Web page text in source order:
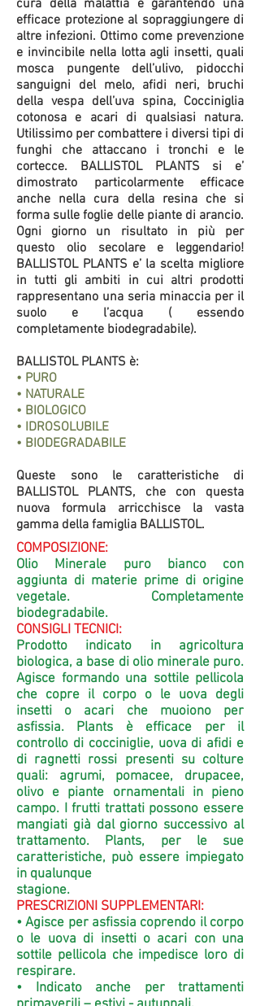
cura della malattia e garantendo una
efficace protezione al sopraggiungere di
altre infezioni. Ottimo come prevenzione
e invincibile nella lotta agli insetti, quali
mosca pungente dell’ulivo, pidocchi
sanguigni del melo, afidi neri, bruchi
della vespa dell’uva spina, Cocciniglia
cotonosa e acari di qualsiasi natura.
Utilissimo per combattere i diversi tipi di
funghi che attaccano i tronchi e le
cortecce. BALLISTOL PLANTS si e’
dimostrato particolarmente efficace
anche nella cura della resina che si
forma sulle foglie delle piante di arancio.
Ogni giorno un risultato in più per
questo olio secolare e leggendario!
BALLISTOL PLANTS e’ la scelta migliore
in tutti gli ambiti in cui altri prodotti
rappresentano una seria minaccia per il
suolo e l’acqua ( essendo
completamente biodegradabile).
BALLISTOL PLANTS è:
• PURO
• NATURALE
• BIOLOGICO
• IDROSOLUBILE
• BIODEGRADABILE
Queste sono le caratteristiche di
BALLISTOL PLANTS, che con questa
nuova formula arricchisce la vasta
gamma della famiglia BALLISTOL.
COMPOSIZIONE:
Olio Minerale puro bianco con
aggiunta di materie prime di origine
vegetale. Completamente
biodegradabile.
CONSIGLI TECNICI:
Prodotto indicato in agricoltura
biologica, a base di olio minerale puro.
Agisce formando una sottile pellicola
che copre il corpo o le uova degli
insetti o acari che muoiono per
asfissia. Plants è efficace per il
controllo di cocciniglie, uova di afidi e
di ragnetti rossi presenti su colture
quali: agrumi, pomacee, drupacee,
olivo e piante ornamentali in pieno
campo. I frutti trattati possono essere
mangiati già dal giorno successivo al
trattamento. Plants, per le sue
caratteristiche, può essere impiegato
in qualunque
stagione.
PRESCRIZIONI SUPPLEMENTARI:
• Agisce per asfissia coprendo il corpo
o le uova di insetti o acari con una
sottile pellicola che impedisce loro di
respirare.
• Indicato anche per trattamenti